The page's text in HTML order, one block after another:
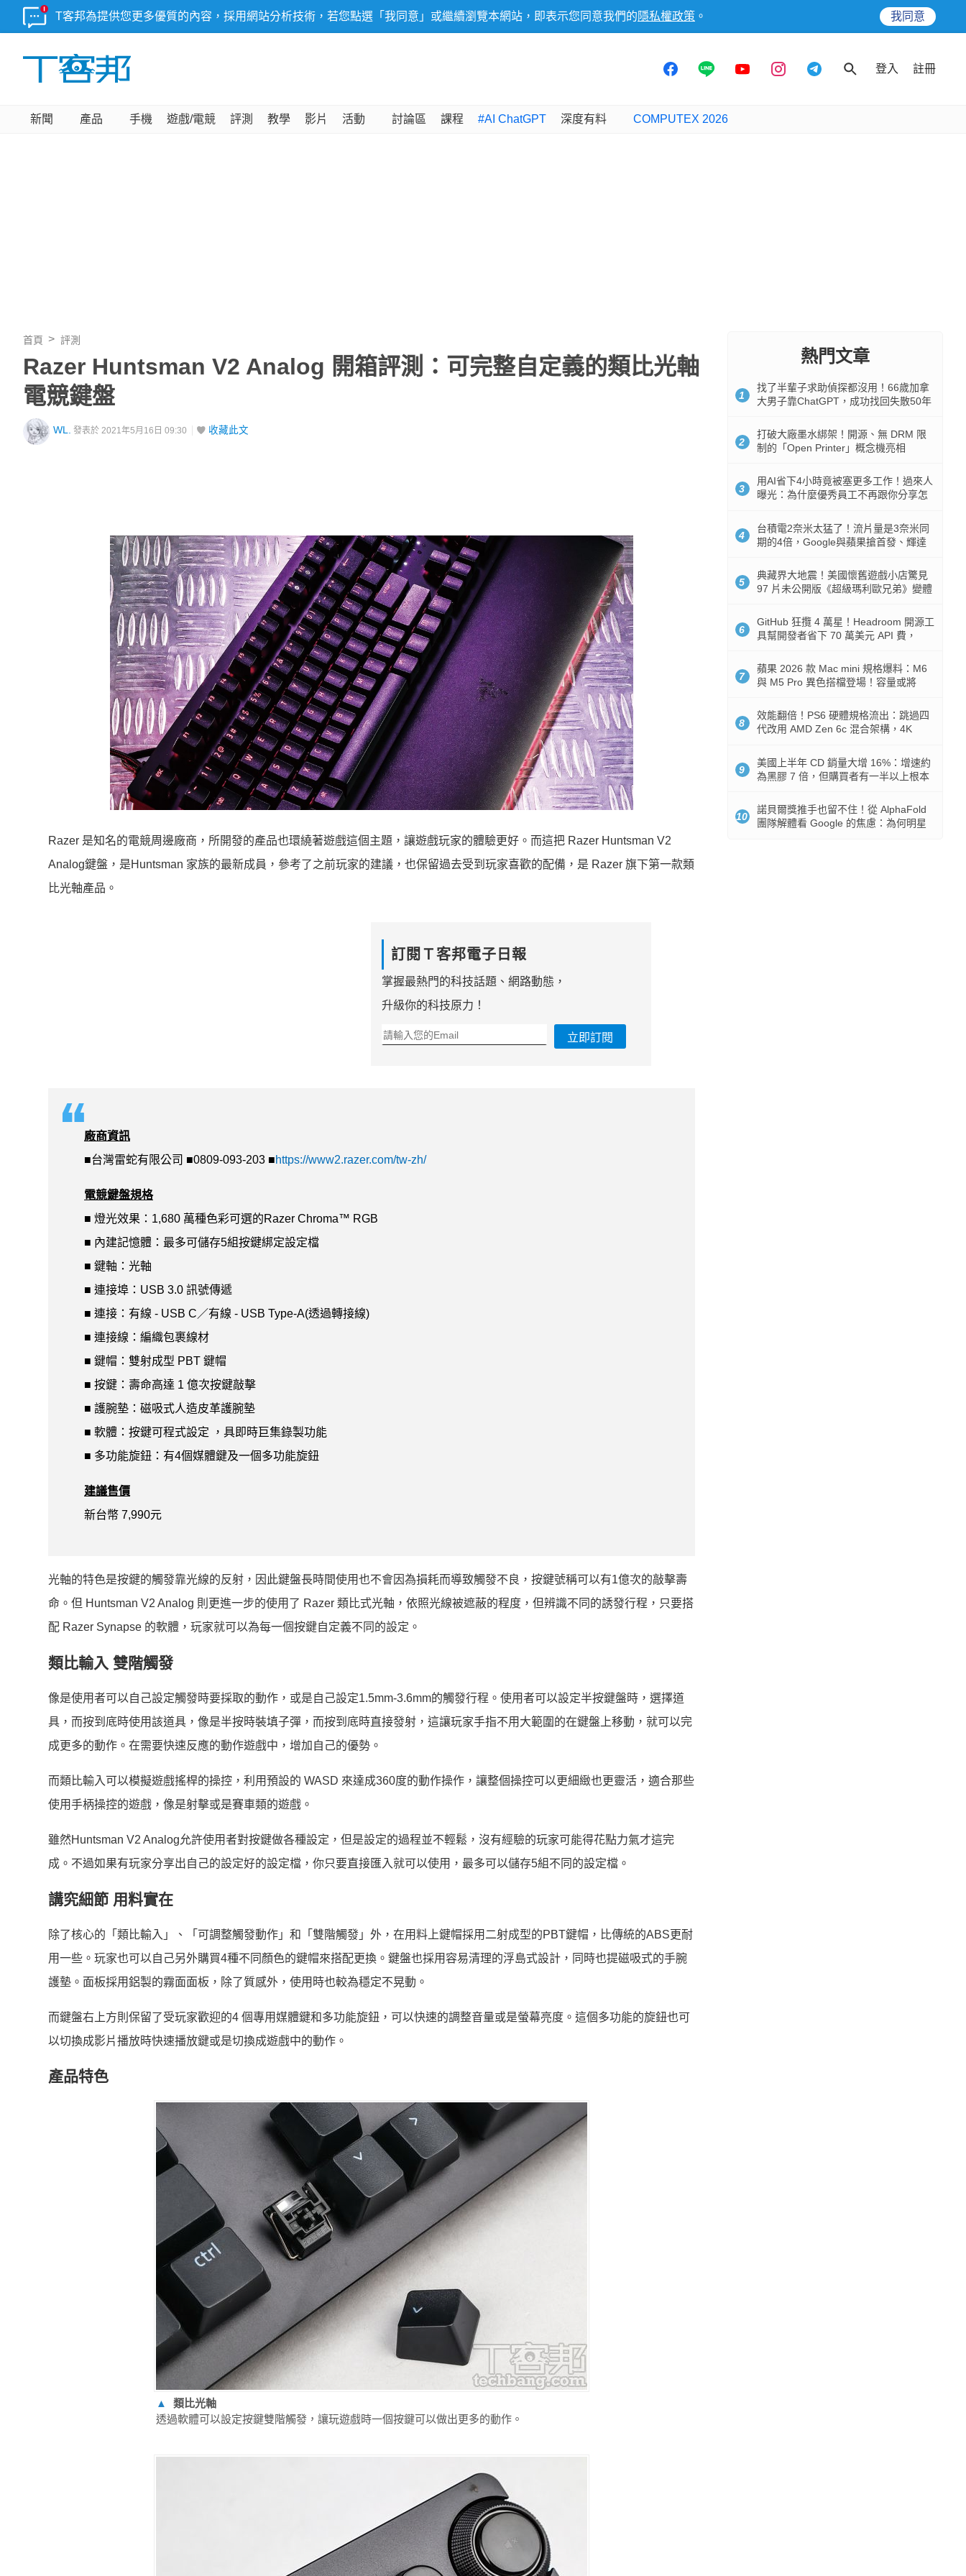
T客邦為提供您更多優質的內容，採用網站分析技術，若您點選「我同意」或繼續瀏覽本網站，即表示您同意我們的 隱私權政策 。 我同意
登入 註冊
新聞 產品 手機 遊戲/電競 評測 教學 影片 活動 討論區 課程 #AI ChatGPT 深度有料 COMPUTEX 2026
首頁 評測
Razer Huntsman V2 Analog 開箱評測：可完整自定義的類比光軸
電競鍵盤
WL. 發表於 2021年5月16日 09:30 收藏此文
Razer 是知名的電競周邊廠商，所開發的產品也環繞著遊戲這個主題，讓遊戲玩家的體驗更好。而這把 Razer Huntsman V2
Analog鍵盤，是Huntsman 家族的最新成員，參考了之前玩家的建議，也保留過去受到玩家喜歡的配備，是 Razer 旗下第一款類
比光軸產品。
訂閱Ｔ客邦電子日報
掌握最熱門的科技話題、網路動態，
升級你的科技原力！
立即訂閱
廠商資訊
■台灣雷蛇有限公司 ■0809-093-203 ■https://www2.razer.com/tw-zh/
電競鍵盤規格
■ 燈光效果：1,680 萬種色彩可選的Razer Chroma™ RGB
■ 內建記憶體：最多可儲存5組按鍵綁定設定檔
■ 鍵軸：光軸
■ 連接埠：USB 3.0 訊號傳遞
■ 連接：有線 - USB C／有線 - USB Type-A(透過轉接線)
■ 連接線：編織包裹線材
■ 鍵帽：雙射成型 PBT 鍵帽
■ 按鍵：壽命高達 1 億次按鍵敲擊
■ 護腕墊：磁吸式人造皮革護腕墊
■ 軟體：按鍵可程式設定 ，具即時巨集錄製功能
■ 多功能旋鈕：有4個媒體鍵及一個多功能旋鈕
建議售價
新台幣 7,990元
光軸的特色是按鍵的觸發靠光線的反射，因此鍵盤長時間使用也不會因為損耗而導致觸發不良，按鍵號稱可以有1億次的敲擊壽
命。但 Huntsman V2 Analog 則更進一步的使用了 Razer 類比式光軸，依照光線被遮蔽的程度，但辨識不同的誘發行程，只要搭
配 Razer Synapse 的軟體，玩家就可以為每一個按鍵自定義不同的設定。
類比輸入 雙階觸發
像是使用者可以自己設定觸發時要採取的動作，或是自己設定1.5mm-3.6mm的觸發行程。使用者可以設定半按鍵盤時，選擇道
具，而按到底時使用該道具，像是半按時裝填子彈，而按到底時直接發射，這讓玩家手指不用大範圍的在鍵盤上移動，就可以完
成更多的動作。在需要快速反應的動作遊戲中，增加自己的優勢。
而類比輸入可以模擬遊戲搖桿的操控，利用預設的 WASD 來達成360度的動作操作，讓整個操控可以更細緻也更靈活，適合那些
使用手柄操控的遊戲，像是射擊或是賽車類的遊戲。
雖然Huntsman V2 Analog允許使用者對按鍵做各種設定，但是設定的過程並不輕鬆，沒有經驗的玩家可能得花點力氣才這完
成。不過如果有玩家分享出自己的設定好的設定檔，你只要直接匯入就可以使用，最多可以儲存5組不同的設定檔。
講究細節 用料實在
除了核心的「類比輸入」、「可調整觸發動作」和「雙階觸發」外，在用料上鍵帽採用二射成型的PBT鍵帽，比傳統的ABS更耐
用一些。玩家也可以自己另外購買4種不同顏色的鍵帽來搭配更換。鍵盤也採用容易清理的浮島式設計，同時也提磁吸式的手腕
護墊。面板採用鋁製的霧面面板，除了質感外，使用時也較為穩定不晃動。
而鍵盤右上方則保留了受玩家歡迎的4 個專用媒體鍵和多功能旋鈕，可以快速的調整音量或是螢幕亮度。這個多功能的旋鈕也可
以切換成影片播放時快速播放鍵或是切換成遊戲中的動作。
產品特色
▲
類比光軸
透過軟體可以設定按鍵雙階觸發，讓玩遊戲時一個按鍵可以做出更多的動作。
熱門文章
1
找了半輩子求助偵探都沒用！66歲加拿
大男子靠ChatGPT，成功找回失散50年
2
打破大廠墨水綁架！開源、無 DRM 限
制的「Open Printer」概念機亮相
3
用AI省下4小時竟被塞更多工作！過來人
曝光：為什麼優秀員工不再跟你分享怎
4
台積電2奈米太猛了！流片量是3奈米同
期的4倍，Google與蘋果搶首發、輝達
5
典藏界大地震！美國懷舊遊戲小店驚見
97 片未公開版《超級瑪利歐兄弟》變體
6
GitHub 狂攬 4 萬星！Headroom 開源工
具幫開發者省下 70 萬美元 API 費，
7
蘋果 2026 款 Mac mini 規格爆料：M6
與 M5 Pro 異色搭檔登場！容量或將
8
效能翻倍！PS6 硬體規格流出：跳過四
代改用 AMD Zen 6c 混合架構，4K
9
美國上半年 CD 銷量大增 16%：增速約
為黑膠 7 倍，但購買者有一半以上根本
10
諾貝爾獎推手也留不住！從 AlphaFold
團隊解體看 Google 的焦慮：為何明星